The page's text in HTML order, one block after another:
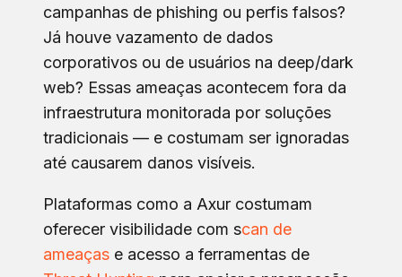
campanhas de phishing ou perfis falsos?
Já houve vazamento de dados
corporativos ou de usuários na deep/dark
web? Essas ameaças acontecem fora da
infraestrutura monitorada por soluções
tradicionais — e costumam ser ignoradas
até causarem danos visíveis.
Plataformas como a Axur costumam
oferecer visibilidade com scan de
ameaças e acesso a ferramentas de